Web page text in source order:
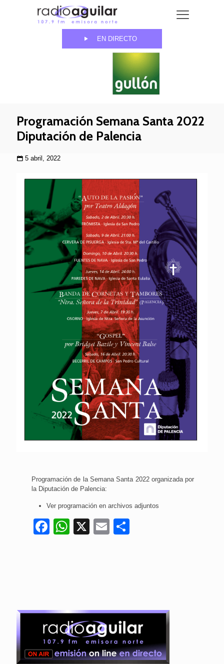
EN DIRECTO
Programación Semana Santa 2022
Diputación de Palencia
5 abril, 2022
Programación de la Semana Santa 2022 organizada por
la Diputación de Palencia:
Ver programación en archivos adjuntos
Facebook
WhatsApp
X Email